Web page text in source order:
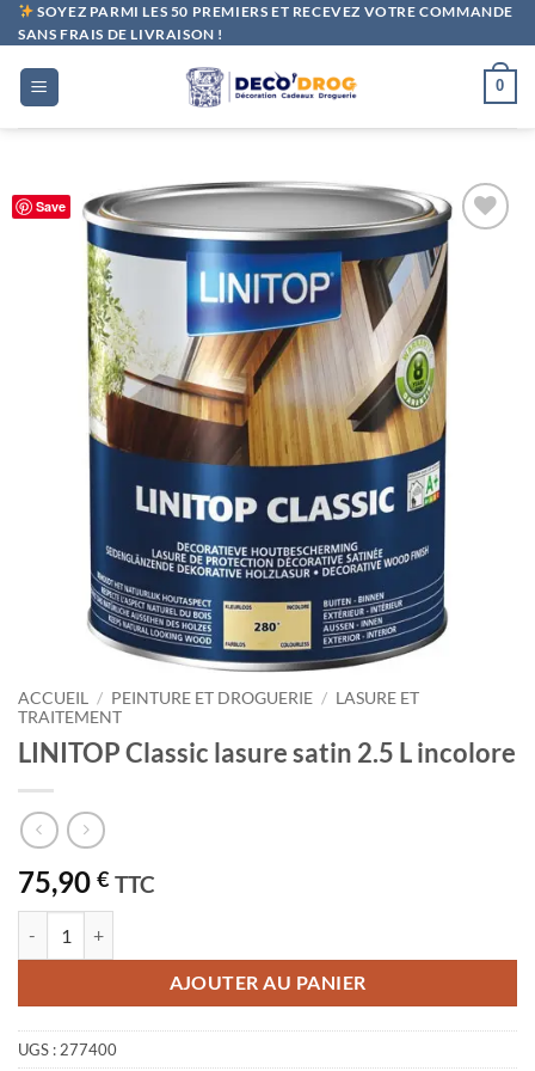
Passer
au
contenu
SOYEZ PARMI LES 50 PREMIERS ET RECEVEZ VOTRE COMMANDE
SANS FRAIS DE LIVRAISON !
0
Save
Ajouter
souhaits
ACCUEIL / PEINTURE ET DROGUERIE / LASURE ET
TRAITEMENT
LINITOP Classic lasure satin 2.5 L incolore
75,90 € TTC
AJOUTER AU PANIER
UGS :277400